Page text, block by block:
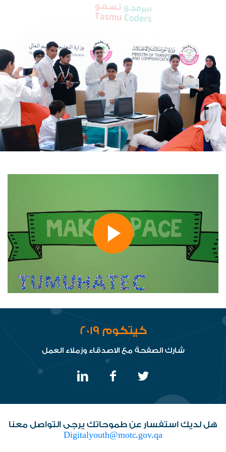
كيتكوم 2019
شارك الصفحة مع الاصدقاء وزملاء العمل
هل لديك استفسار عن طموحاتك يرجى التواصل معنا
Digitalyouth@motc.gov.qa